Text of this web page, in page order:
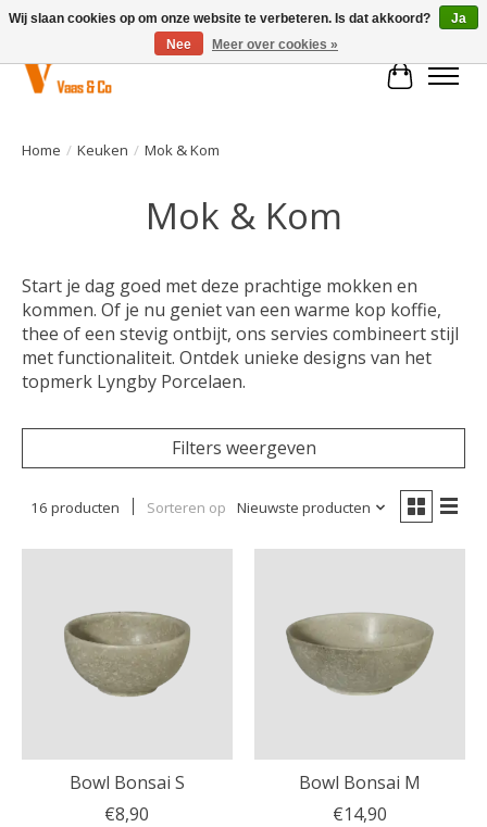
Home / Keuken / Mok & Kom
Mok & Kom
Start je dag goed met deze prachtige mokken en
kommen. Of je nu geniet van een warme kop koffie,
thee of een stevig ontbijt, ons servies combineert stijl
met functionaliteit. Ontdek unieke designs van het
topmerk Lyngby Porcelaen.
Filters weergeven
16 producten Sorteren op Nieuwste producten
Bowl Bonsai S
€8,90
Bowl Bonsai M
€14,90
Wij slaan cookies op om onze website te verbeteren. Is dat akkoord?
Ja
Nee
Meer over cookies »